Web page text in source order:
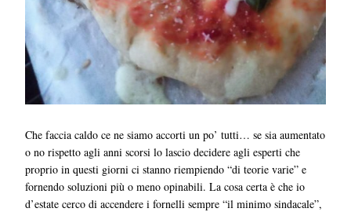
Che faccia caldo ce ne siamo accorti un po’ tutti… se sia aumentato
o no rispetto agli anni scorsi lo lascio decidere agli esperti che
proprio in questi giorni ci stanno riempiendo “di teorie varie” e
fornendo soluzioni più o meno opinabili. La cosa certa è che io
d’estate cerco di accendere i fornelli sempre “il minimo sindacale”,